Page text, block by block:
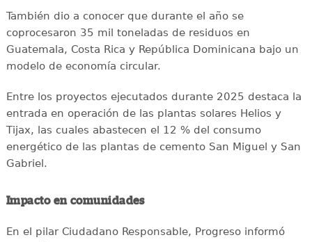
También dio a conocer que durante el año se
coprocesaron 35 mil toneladas de residuos en
Guatemala, Costa Rica y República Dominicana bajo un
modelo de economía circular.
Entre los proyectos ejecutados durante 2025 destaca la
entrada en operación de las plantas solares Helios y
Tijax, las cuales abastecen el 12 % del consumo
energético de las plantas de cemento San Miguel y San
Gabriel.
Impacto en comunidades
En el pilar Ciudadano Responsable, Progreso informó